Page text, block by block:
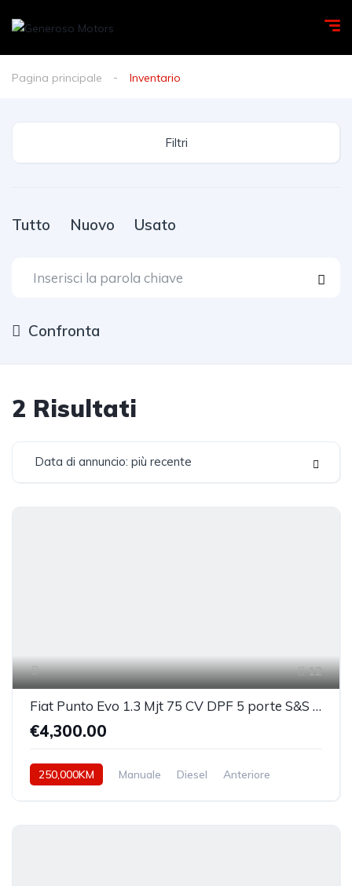
Pagina principale Inventario
Filtri
Tutto Nuovo Usato
Confronta
2 Risultati
Data di annuncio: più recente
12
Fiat Punto Evo 1.3 Mjt 75 CV DPF 5 porte S&S Active
€4,300.00
250,000KM Manuale Diesel Anteriore